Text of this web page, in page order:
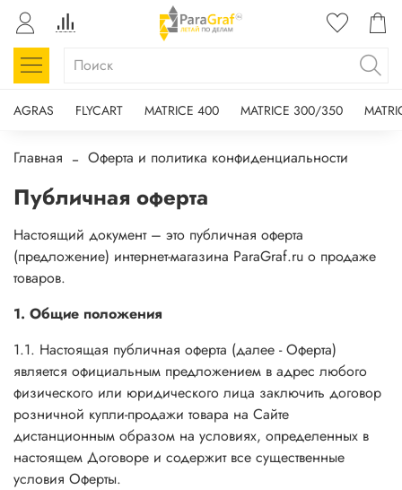
AGRAS FLYCART MATRICE 400 MATRICE 300/350
Главная Оферта и политика конфиденциальности
Публичная оферта
Настоящий документ – это публичная оферта
(предложение) интернет-магазина ParaGraf.ru о продаже
товаров.
1. Общие положения
1.1. Настоящая публичная оферта (далее - Оферта)
является официальным предложением в адрес любого
физического или юридического лица заключить договор
розничной купли-продажи товара на Сайте
дистанционным образом на условиях, определенных в
настоящем Договоре и содержит все существенные
условия Оферты.